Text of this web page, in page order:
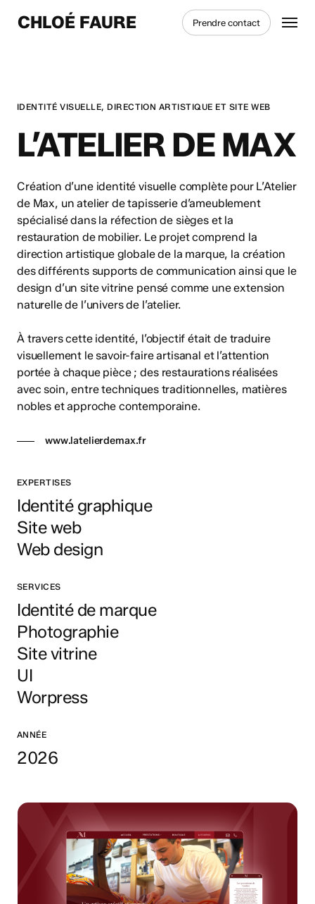
CHLOÉ FAURE Prendre contact Menu
IDENTITÉ VISUELLE, DIRECTION ARTISTIQUE ET SITE WEB
L’ATELIER DE MAX
Création d’une identité visuelle complète pour L’Atelier
de Max, un atelier de tapisserie d’ameublement
spécialisé dans la réfection de sièges et la
restauration de mobilier. Le projet comprend la
direction artistique globale de la marque, la création
des différents supports de communication ainsi que le
design d’un site vitrine pensé comme une extension
naturelle de l’univers de l’atelier.
À travers cette identité, l’objectif était de traduire
visuellement le savoir-faire artisanal et l’attention
portée à chaque pièce ; des restaurations réalisées
avec soin, entre techniques traditionnelles, matières
nobles et approche contemporaine.
www.latelierdemax.fr
EXPERTISES
Identité graphique
Site web
Web design
SERVICES
Identité de marque
Photographie
Site vitrine
UI
Worpress
ANNÉE
2026